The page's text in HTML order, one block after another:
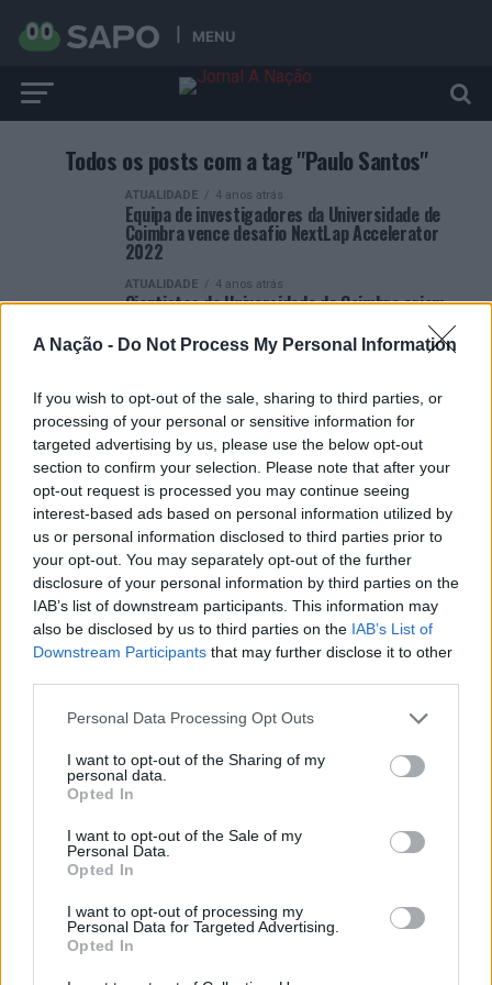
A Nação - Do Not Process My Personal Information
If you wish to opt-out of the sale, sharing to third parties, or
processing of your personal or sensitive information for
targeted advertising by us, please use the below opt-out
section to confirm your selection. Please note that after your
opt-out request is processed you may continue seeing
interest-based ads based on personal information utilized by
us or personal information disclosed to third parties prior to
your opt-out. You may separately opt-out of the further
disclosure of your personal information by third parties on the
IAB’s list of downstream participants. This information may
also be disclosed by us to third parties on the IAB’s List of
Downstream Participants that may further disclose it to other
Personal Data Processing Opt Outs
I want to opt-out of the Sharing of my
personal data.
Opted In
I want to opt-out of the Sale of my
Personal Data.
Opted In
I want to opt-out of processing my
Personal Data for Targeted Advertising.
Opted In
MENU
Todos os posts com a tag "Paulo Santos"
ATUALIDADE 4 anos atrás
Equipa de investigadores da Universidade de
Coimbra vence desafio NextLap Accelerator
2022
ATUALIDADE 4 anos atrás
Cientistas da Universidade de Coimbra criam
material superisolante com borracha de pneus
usados
ARTIGOS RECENTES
Esposende acolhe festival de kitesurf
Cinco projetos de Cascais finalistas em iniciativa europeia
EMEC celebra a conclusão de mais um Curso de
para reabilitar o bairro mais antigo do Porto
Ponta Delgada: José Andrade apresenta livro sobre as
comunidades açorianas da América do Norte
COMENTÁRIOS RECENTES